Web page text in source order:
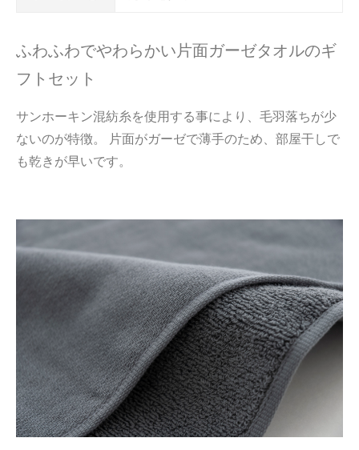
ふわふわでやわらかい片面ガーゼタオルのギ
フトセット
サンホーキン混紡糸を使用する事により、毛羽落ちが少
ないのが特徴。 片面がガーゼで薄手のため、部屋干しで
も乾きが早いです。